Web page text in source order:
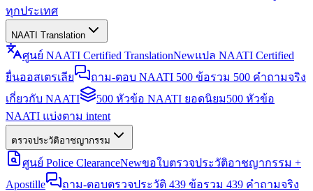
ทุกประเทศ
NAATI Translation
ศูนย์ NAATI Certified TranslationNewแปล NAATI Certified
ยื่นออสเตรเลีย
ถาม-ตอบ NAATI 500 ข้อรวม 500 คำถามจริง
เกี่ยวกับ NAATI
500 หัวข้อ NAATI ยอดนิยม500 หัวข้อ
NAATI แบ่งตาม intent
ตรวจประวัติอาชญากรรม
ศูนย์ Police ClearanceNewขอใบตรวจประวัติอาชญากรรม +
Apostille
ถาม-ตอบตรวจประวัติ 439 ข้อรวม 439 คำถามจริง